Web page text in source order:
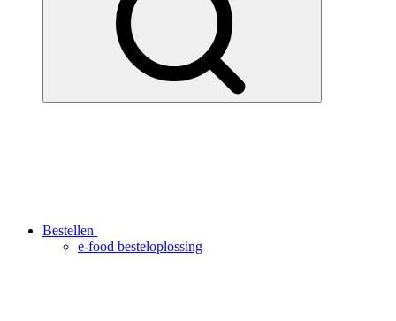
Bestellen
e-food besteloplossing